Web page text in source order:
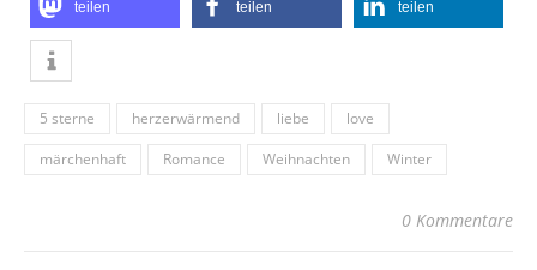
teilen teilen teilen
5 sterne herzerwärmend liebe
love
märchenhaft
Romance Weihnachten Winter
0 Kommentare